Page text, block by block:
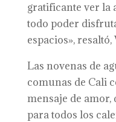
gratificante ver la
todo poder
espacios», resaltó,
Las novenas de
comunas de Cali
mensaje de
para todos los